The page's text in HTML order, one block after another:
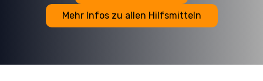
Mehr Infos zu allen Hilfsmitteln